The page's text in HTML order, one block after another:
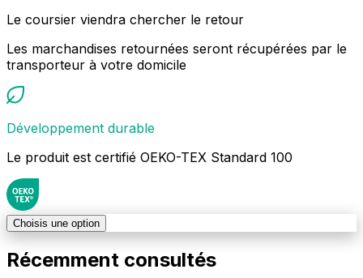
Le coursier viendra chercher le retour
Les marchandises retournées seront récupérées par le
transporteur à votre domicile
Développement durable
Le produit est certifié OEKO-TEX Standard 100
Choisis une option
Récemment consultés